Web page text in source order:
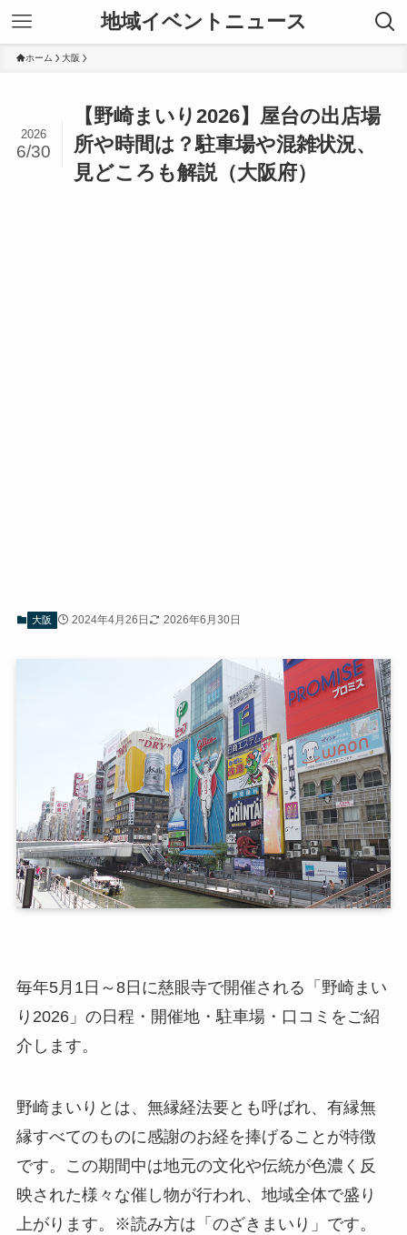
地域イベントニュース
ホーム 大阪
【野崎まいり2026】屋台の出店場
所や時間は？駐車場や混雑状況、
見どころも解説（大阪府）
2026
6/30
大阪 2024年4月26日 2026年6月30日
毎年5月1日～8日に慈眼寺で開催される「野崎まい
り2026」の日程・開催地・駐車場・口コミをご紹
介します。
野崎まいりとは、無縁経法要とも呼ばれ、有縁無
縁すべてのものに感謝のお経を捧げることが特徴
です。この期間中は地元の文化や伝統が色濃く反
映された様々な催し物が行われ、地域全体で盛り
上がります。※読み方は「のざきまいり」です。